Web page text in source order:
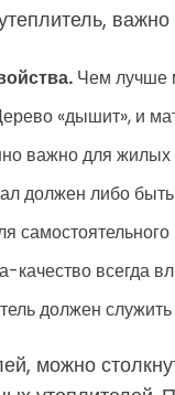
Чем лучше
«дышит», и
важно для жилых
должен либо быть
всегда
должен
можно